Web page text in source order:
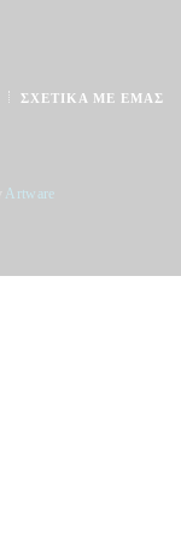
ΣΧΕΤΙΚΆ ΜΕ ΕΜΆΣ
Artware